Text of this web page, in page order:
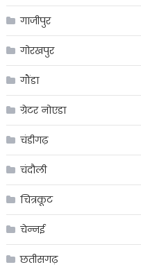
गाजीपुर
गोरखपुर
गौंडा
ग्रेटर नोएडा
चंडीगढ़
चंदौली
चित्रकूट
चेन्नई
छतीसगढ़